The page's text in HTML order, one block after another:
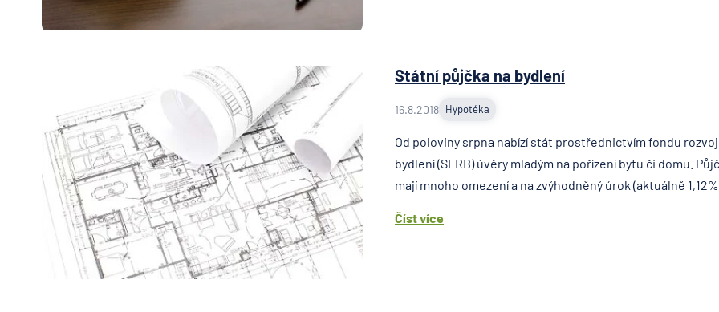
Státní půjčka na bydlení
16.8.2018 Hypotéka
Od poloviny srpna nabízí stát prostřednictvím fondu
bydlení (SFRB) úvěry mladým na pořízení bytu či domu.
mají mnoho omezení a na zvýhodněný úrok (aktuálně 1,12%)
Číst více